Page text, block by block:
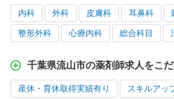
内科 外科 皮膚科 耳鼻科
整形外科 心療内科 総合科目
千葉県流山市の薬剤師求人をこ
産休・育休取得実績有り スキルアッ